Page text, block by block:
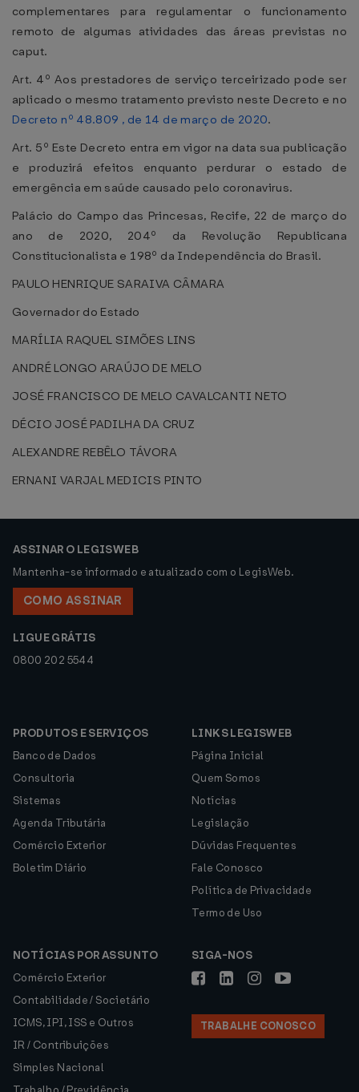
complementares para regulamentar o funcionamento
remoto de algumas atividades das áreas previstas no
caput.
Art. 4º Aos prestadores de serviço terceirizado pode ser
aplicado o mesmo tratamento previsto neste Decreto e no
Decreto nº 48.809 , de 14 de março de 2020.
Art. 5º Este Decreto entra em vigor na data sua publicação
e produzirá efeitos enquanto perdurar o estado de
emergência em saúde causado pelo coronavirus.
Palácio do Campo das Princesas, Recife, 22 de março do
ano de 2020, 204º da Revolução Republicana
Constitucionalista e 198º da Independência do Brasil.
PAULO HENRIQUE SARAIVA CÂMARA
Governador do Estado
MARÍLIA RAQUEL SIMÕES LINS
ANDRÉ LONGO ARAÚJO DE MELO
JOSÉ FRANCISCO DE MELO CAVALCANTI NETO
DÉCIO JOSÉ PADILHA DA CRUZ
ALEXANDRE REBÊLO TÁVORA
ERNANI VARJAL MEDICIS PINTO
ASSINAR O LEGISWEB
Mantenha-se informado e atualizado com o LegisWeb.
COMO ASSINAR
LIGUE GRÁTIS
0800 202 5544
PRODUTOS E SERVIÇOS
Banco de Dados
Consultoria
Sistemas
Agenda Tributária
Comércio Exterior
Boletim Diário
LINKS LEGISWEB
Página Inicial
Quem Somos
Notícias
Legislação
Dúvidas Frequentes
Fale Conosco
Política de Privacidade
Termo de Uso
NOTÍCIAS POR ASSUNTO
Comércio Exterior
Contabilidade / Societário
ICMS, IPI, ISS e Outros
IR / Contribuições
Simples Nacional
SIGA-NOS
TRABALHE CONOSCO